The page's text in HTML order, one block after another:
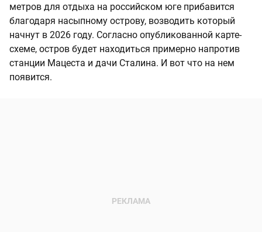
метров для отдыха на российском юге прибавится
благодаря насыпному острову, возводить который
начнут в 2026 году. Согласно опубликованной карте-
схеме, остров будет находиться примерно напротив
станции Мацеста и дачи Сталина. И вот что на нем
появится.